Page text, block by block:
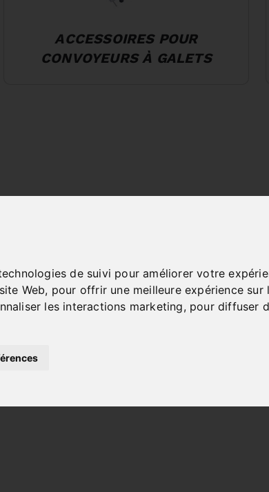
de suivi pour améliorer votre
Web, pour offrir une meilleure expérience sur
les interactions marketing, pour diffuser
ACCESSOIRES POUR
CONVOYEURS À GALETS